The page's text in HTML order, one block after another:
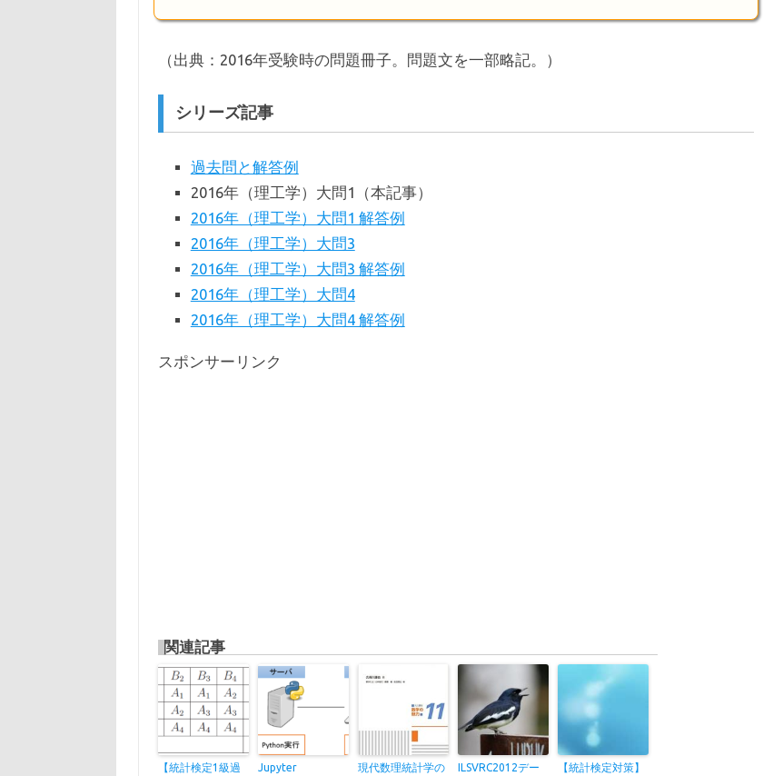
（出典：2016年受験時の問題冊子。問題文を一部略記。）
シリーズ記事
過去問と解答例
2016年（理工学）大問1（本記事）
2016年（理工学）大問1 解答例
2016年（理工学）大問3
2016年（理工学）大問3 解答例
2016年（理工学）大問4
2016年（理工学）大問4 解答例
スポンサーリンク
関連記事
【統計検定1級過
Jupyter
現代数理統計学の
ILSVRC2012デー
【統計検定対策】